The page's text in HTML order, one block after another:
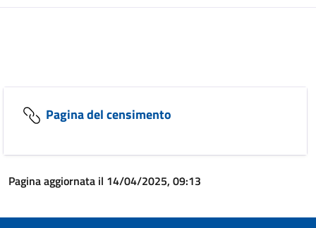
Pagina del censimento
Pagina aggiornata il 14/04/2025, 09:13